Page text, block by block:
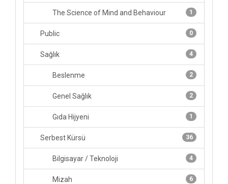
1
The Science of Mind and Behaviour
0
Public
4
Sağlık
2
Beslenme
2
Genel Sağlık
1
Gıda Hijyeni
36
Serbest Kürsü
4
Bilgisayar / Teknoloji
6
Mizah